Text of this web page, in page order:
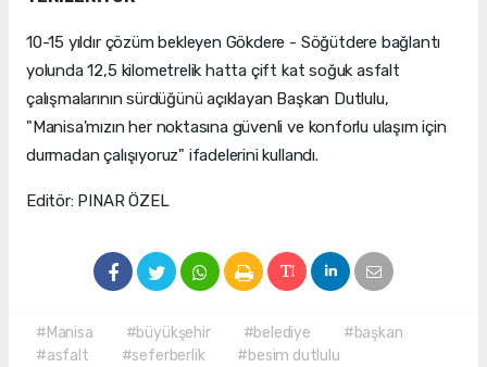
10-15 yıldır çözüm bekleyen Gökdere - Söğütdere bağlantı
yolunda 12,5 kilometrelik hatta çift kat soğuk asfalt
çalışmalarının sürdüğünü açıklayan Başkan Dutlulu,
"Manisa'mızın her noktasına güvenli ve konforlu ulaşım için
durmadan çalışıyoruz" ifadelerini kullandı.
Editör: PINAR ÖZEL
#Manisa #büyükşehir #belediye
#başkan
#asfalt
#seferberlik #besim dutlulu